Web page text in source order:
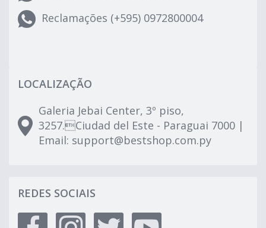
Reclamações (+595) 0972800004
LOCALIZAÇÃO
Galeria Jebai Center, 3º piso,
3257.Ciudad del Este - Paraguai 7000 |
Email: support@bestshop.com.py
REDES SOCIAIS